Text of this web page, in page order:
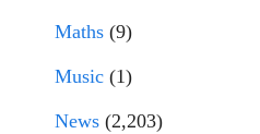
Maths (9)
Music (1)
News (2,203)